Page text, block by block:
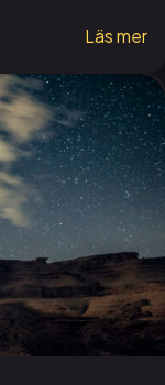
Läs mer